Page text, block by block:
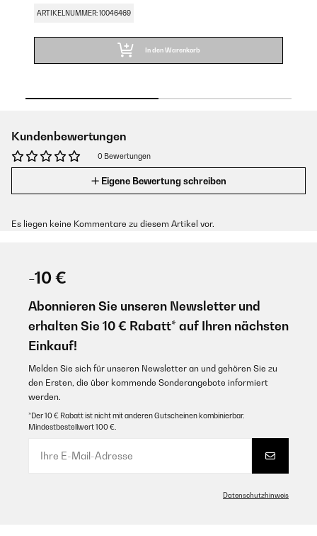
ARTIKELNUMMER: 10046469
In den Warenkorb
Kundenbewertungen
0 Bewertungen
Eigene Bewertung schreiben
Es liegen keine Kommentare zu diesem Artikel vor.
-10 €
Abonnieren Sie unseren Newsletter und
erhalten Sie 10 € Rabatt* auf Ihren nächsten
Einkauf!
Melden Sie sich für unseren Newsletter an und gehören Sie zu
den Ersten, die über kommende Sonderangebote informiert
werden.
*Der 10 € Rabatt ist nicht mit anderen Gutscheinen kombinierbar.
Mindestbestellwert 100 €.
Datenschutzhinweis